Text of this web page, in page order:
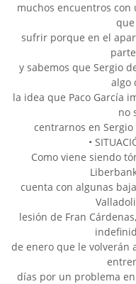
muchos encuentros
sufrir porque en el
y sabemos que Sergio
algo
la idea que Paco García
no
centrarnos en
•
Como viene siendo
cuenta con algunas
lesión de Fran
de enero que le volverán
días por un problema